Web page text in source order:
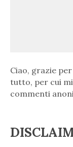
Ciao, grazie
tutto, per cui
commenti